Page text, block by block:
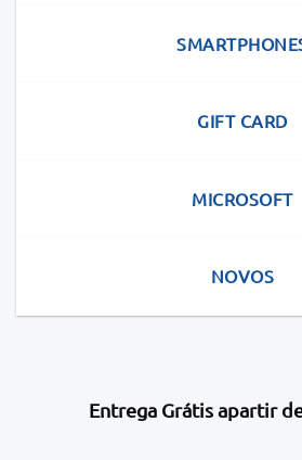
GIFT CARD
MICROSOFT
NOVOS
Entrega Grátis apartir